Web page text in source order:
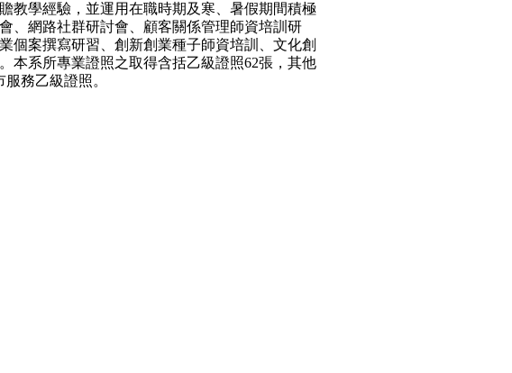
學經驗，並運用在職時期及寒、暑假期間積極
、網路社群研討會、顧客關係管理師資培訓研
個案撰寫研習、創新創業種子師資培訓、文化創
本系所專業證照之取得含括乙級證照62張，其他
務乙級證照。